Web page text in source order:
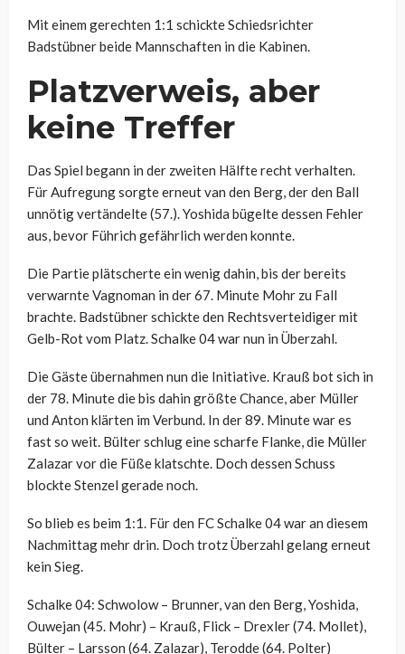
Mit einem gerechten 1:1 schickte Schiedsrichter
Badstübner beide Mannschaften in die Kabinen.
Platzverweis, aber
keine Treffer
Das Spiel begann in der zweiten Hälfte recht verhalten.
Für Aufregung sorgte erneut van den Berg, der den Ball
unnötig vertändelte (57.). Yoshida bügelte dessen Fehler
aus, bevor Führich gefährlich werden konnte.
Die Partie plätscherte ein wenig dahin, bis der bereits
verwarnte Vagnoman in der 67. Minute Mohr zu Fall
brachte. Badstübner schickte den Rechtsverteidiger mit
Gelb-Rot vom Platz. Schalke 04 war nun in Überzahl.
Die Gäste übernahmen nun die Initiative. Krauß bot sich in
der 78. Minute die bis dahin größte Chance, aber Müller
und Anton klärten im Verbund. In der 89. Minute war es
fast so weit. Bülter schlug eine scharfe Flanke, die Müller
Zalazar vor die Füße klatschte. Doch dessen Schuss
blockte Stenzel gerade noch.
So blieb es beim 1:1. Für den FC Schalke 04 war an diesem
Nachmittag mehr drin. Doch trotz Überzahl gelang erneut
kein Sieg.
Schalke 04: Schwolow – Brunner, van den Berg, Yoshida,
Ouwejan (45. Mohr) – Krauß, Flick – Drexler (74. Mollet),
Bülter – Larsson (64. Zalazar), Terodde (64. Polter)